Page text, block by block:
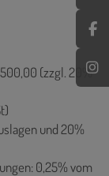
(zzgl. 20%
und 20%
0,25% vom